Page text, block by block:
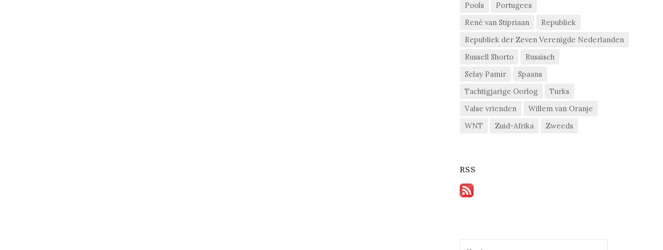
Pools
Portugees
René van Stipriaan
Republiek
Republiek der Zeven Verenigde Nederlanden
Russell Shorto
Russisch
Selay Pamir
Spaans
Tachtigjarige Oorlog
Turks
Valse vrienden
Willem van Oranje
WNT
Zuid-Afrika Zweeds
RSS